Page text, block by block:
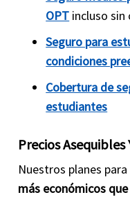
OPT incluso sin
Seguro para
condiciones
Cobertura de
estudiantes
Precios
Nuestros planes
más económicos